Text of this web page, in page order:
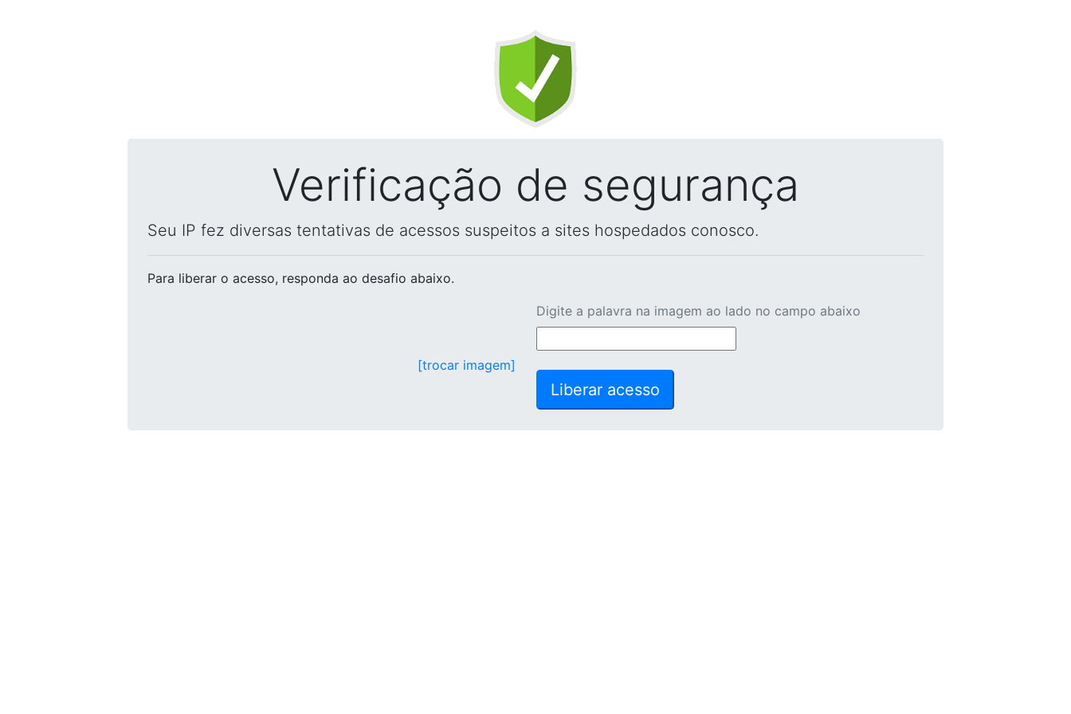
Verificação de segurança
Seu IP fez diversas tentativas de acessos suspeitos a sites hospedados conosco.
Para liberar o acesso, responda ao desafio abaixo.
[trocar imagem]
Digite a palavra na imagem ao lado no campo abaixo